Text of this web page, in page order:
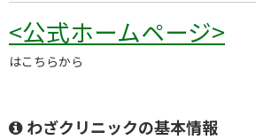
<公式ホームページ>
はこちらから
わざクリニックの基本情報